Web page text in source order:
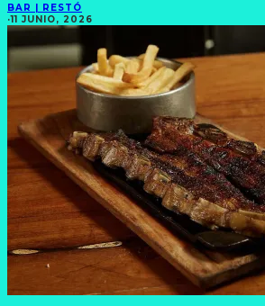
BAR | RESTÓ
·11 JUNIO, 2026